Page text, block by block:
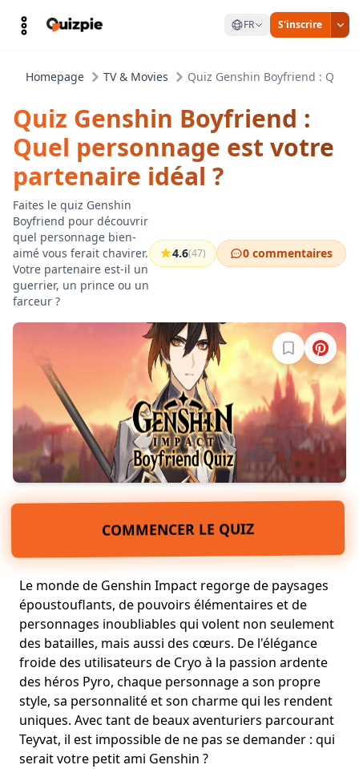
FR S'inscrire
Homepage TV & Movies Quiz Genshin Boyfriend : Quel
Quiz Genshin Boyfriend :
Quel personnage est votre
partenaire idéal ?
Faites le quiz Genshin
Boyfriend pour découvrir
quel personnage bien-
aimé vous ferait chavirer.
Votre partenaire est-il un
guerrier, un prince ou un
farceur ?
4.6(47) 0 commentaires
COMMENCER LE QUIZ
Le monde de Genshin Impact regorge de paysages
époustouflants, de pouvoirs élémentaires et de
personnages inoubliables qui volent non seulement
des batailles, mais aussi des cœurs. De l'élégance
froide des utilisateurs de Cryo à la passion ardente
des héros Pyro, chaque personnage a son propre
style, sa personnalité et son charme qui les rendent
uniques. Avec tant de beaux aventuriers parcourant
Teyvat, il est impossible de ne pas se demander : qui
serait votre petit ami Genshin ?